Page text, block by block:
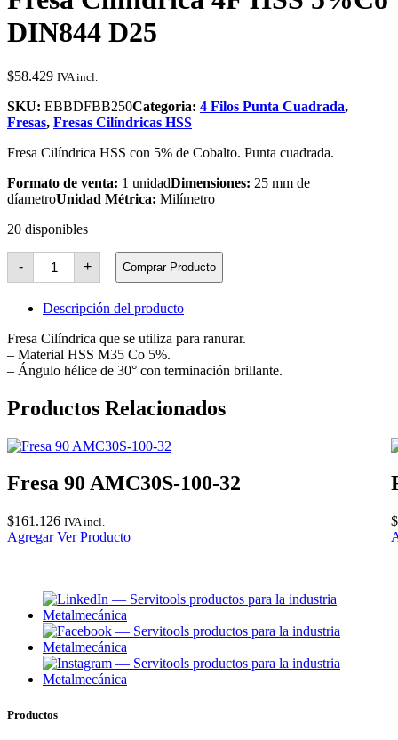
DIN844 D25
$58.429 IVA incl.
SKU: EBBDFBB250Categoria: 4 Filos Punta Cuadrada,
Fresas, Fresas Cilíndricas HSS
Fresa Cilíndrica HSS con 5% de Cobalto. Punta cuadrada.
Formato de venta: 1 unidadDimensiones: 25 mm de
díametroUnidad Métrica: Milímetro
20 disponibles
-
Fresa
Cilíndrica
4F
HSS
5%Co
D25
cantidad
+ Comprar Producto
Descripción del producto
Fresa Cilíndrica que se utiliza para ranurar.
– Material HSS M35 Co 5%.
– Ángulo hélice de 30° con terminación brillante.
Productos Relacionados
Fresa 90 AMC30S-100-32
$161.126 IVA incl.
Agregar Ver Producto
$
Productos